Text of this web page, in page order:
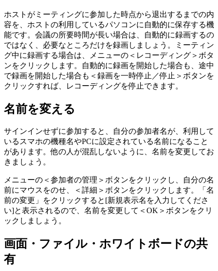
ホストがミーティングに参加した時点から退出するまでの内
容を、ホストの利用しているパソコンに自動的に保存する機
能です。会議の所要時間が長い場合は、自動的に録画するの
ではなく、必要なところだけを録画しましょう。ミーティン
グ中に録画する場合は、メニューの＜レコーディング＞ボタ
ンをクリックします。自動的に録画を開始した場合も、途中
で録画を開始した場合も＜録画を一時停止／停止＞ボタンを
クリックすれば、レコーディングを停止できます。
名前を変える
サインインせずに参加すると、自分の参加者名が、利用して
いるスマホの機種名やPCに設定されている名前になること
があります。他の人が混乱しないように、名前を変更してお
きましょう。
メニューの＜参加者の管理＞ボタンをクリックし、自分の名
前にマウスをのせ、＜詳細＞ボタンをクリックします。「名
前の変更」をクリックすると[新規表示名を入力してくださ
い]と表示されるので、名前を変更して＜OK＞ボタンをクリ
ックしましょう。
画面・ファイル・ホワイトボードの共
有